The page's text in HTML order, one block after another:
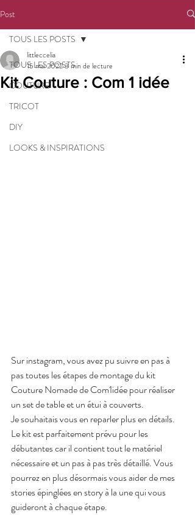
Post
TOUS LES POSTS
COUTURE
TRICOT
DIY
LOOKS & INSPIRATIONS
TOUS LES POSTS
Kit Couture : Com 1 idée
littleccelia
15 mai 20223 min de lecture
Sur instagram, vous avez pu suivre en pas à
pas toutes les étapes de montage du kit
Couture Nomade de Com1idée pour réaliser
un set de table et un étui à couverts.
Je souhaitais vous en reparler plus en détails.
Le kit est parfaitement prévu pour les
débutantes car il contient tout le matériel
nécessaire et un pas à pas très détaillé. Vous
pourrez en plus désormais vous aider de mes
stories épinglées en story à la une qui vous
guideront à chaque étape.